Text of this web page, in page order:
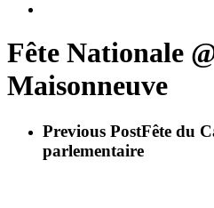
Fête Nationale
Maisonneuve
Previous PostFête du
parlementaire